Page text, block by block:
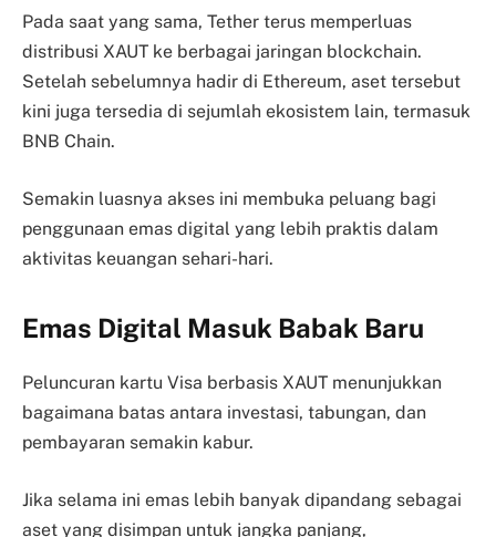
Pada saat yang sama, Tether terus memperluas
distribusi XAUT ke berbagai jaringan blockchain.
Setelah sebelumnya hadir di Ethereum, aset tersebut
kini juga tersedia di sejumlah ekosistem lain, termasuk
BNB Chain.
Semakin luasnya akses ini membuka peluang bagi
penggunaan emas digital yang lebih praktis dalam
aktivitas keuangan sehari-hari.
Emas Digital Masuk Babak Baru
Peluncuran kartu Visa berbasis XAUT menunjukkan
bagaimana batas antara investasi, tabungan, dan
pembayaran semakin kabur.
Jika selama ini emas lebih banyak dipandang sebagai
aset yang disimpan untuk jangka panjang,